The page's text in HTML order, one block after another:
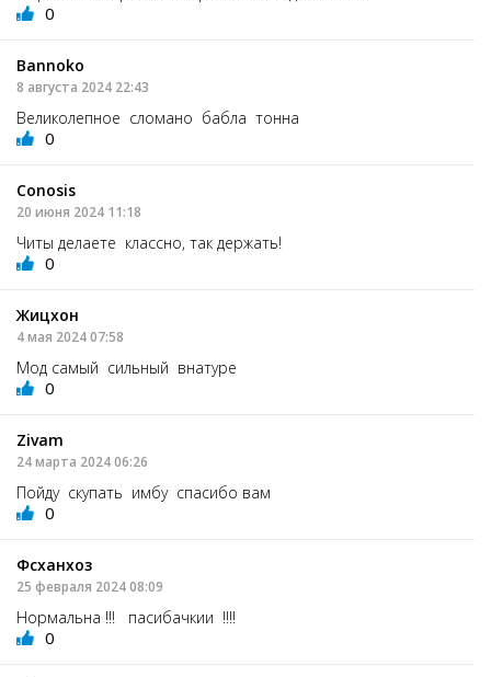
0
Bannoko
8 августа 2024 22:43
Великолепное сломано бабла тонна
0
Conosis
20 июня 2024 11:18
Читы делаете классно, так держать!
0
Жицхон
4 мая 2024 07:58
Мод самый сильный внатуре
0
Zivam
24 марта 2024 06:26
Пойду скупать имбу спасибо вам
0
Фсханхоз
25 февраля 2024 08:09
Нормальна !!! пасибачкии !!!!
0